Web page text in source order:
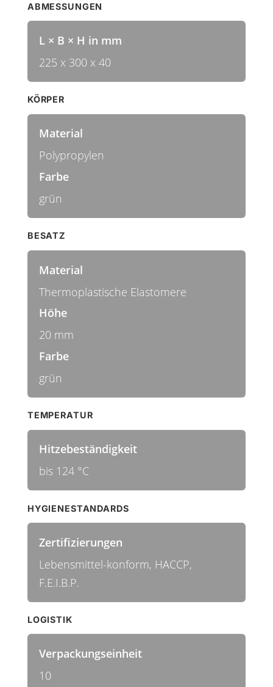
ABMESSUNGEN
L × B × H in mm
225 x 300 x 40
KÖRPER
Material
Polypropylen
Farbe
grün
BESATZ
Material
Thermoplastische Elastomere
Höhe
20 mm
Farbe
grün
TEMPERATUR
Hitzebeständigkeit
bis 124 °C
HYGIENESTANDARDS
Zertifizierungen
Lebensmittel-konform, HACCP,
F.E.I.B.P.
LOGISTIK
Verpackungseinheit
10